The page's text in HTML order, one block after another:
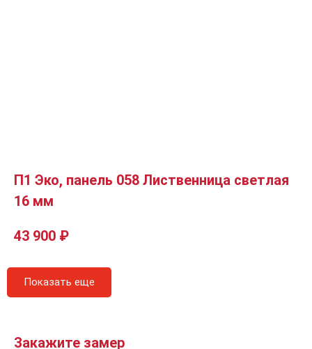
П1 Эко, панель 058 Лиственница светлая
16 мм
43 900 ₽
Показать еще
Закажите замер